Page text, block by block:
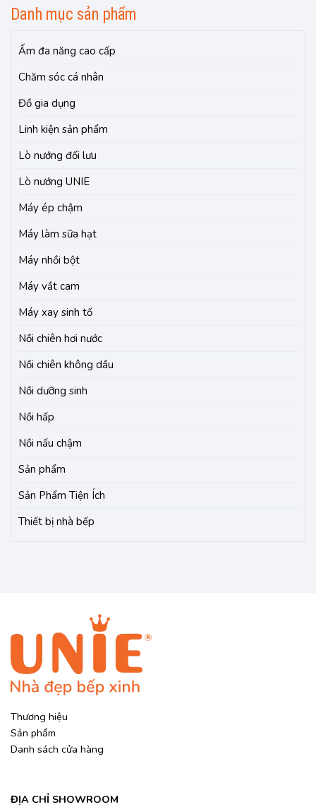
Danh mục sản phẩm
Ấm đa năng cao cấp
Chăm sóc cá nhân
Đồ gia dụng
Linh kiện sản phẩm
Lò nướng đối lưu
Lò nướng UNIE
Máy ép chậm
Máy làm sữa hạt
Máy nhồi bột
Máy vắt cam
Máy xay sinh tố
Nồi chiên hơi nước
Nồi chiên không dầu
Nồi dưỡng sinh
Nồi hấp
Nồi nấu chậm
Sản phẩm
Sản Phẩm Tiện Ích
Thiết bị nhà bếp
Thương hiệu
Sản phẩm
Danh sách cửa hàng
ĐỊA CHỈ SHOWROOM